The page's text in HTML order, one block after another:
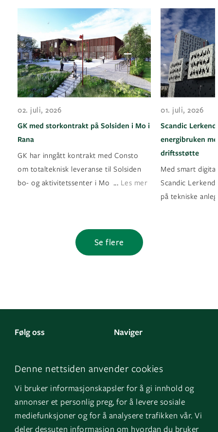
Denne nettsiden anvender cookies
Vi bruker informasjonskapsler for å gi innhold og
annonser et personlig preg, for å levere sosiale
mediefunksjoner og for å analysere trafikken vår. Vi
deler dessuten informasjon om hvordan du bruker
02. juli, 2026
GK med storkontrakt på Solsiden i Mo i
Rana
GK har inngått kontrakt med Consto
om totalteknisk leveranse til Solsiden
bo- og aktivitetssenter i Mo i Rana
... Les mer
01. juli, 2026
Scandic
energibruken
driftsstøtte
Med smart
Scandic
på tekniske
Se flere
Følg oss
Facebook
Instagram
YouTube
Naviger
Om oss
GK Sverige
GK Danmark